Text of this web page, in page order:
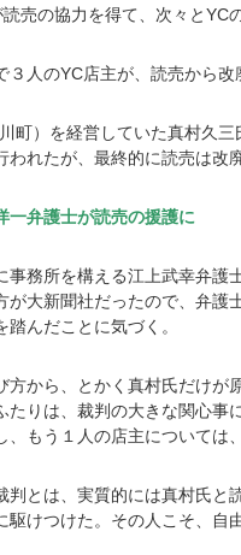
売の協力を得て、次々とYC
３人のYC店主が、読売から改
町）を経営していた真村久
われたが、最終的に読売は改
弁護士が読売の援護に
事務所を構える江上武幸弁護
が大新聞社だったので、弁護
んだことに気づく。
方から、とかく真村氏だけが
たりは、裁判の大きな関心
、もう１人の店主については
判とは、実質的には真村氏
駆けつけた。その人こそ、自